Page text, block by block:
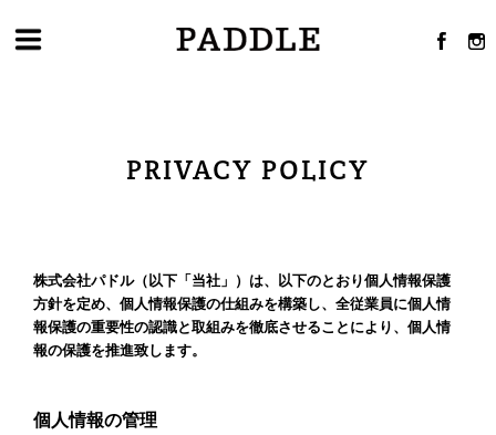
PRIVACY POLICY
株式会社パドル（以下「当社」）は、以下のとおり個人情報保護
方針を定め、個人情報保護の仕組みを構築し、全従業員に個人情
報保護の重要性の認識と取組みを徹底させることにより、個人情
報の保護を推進致します。
個人情報の管理